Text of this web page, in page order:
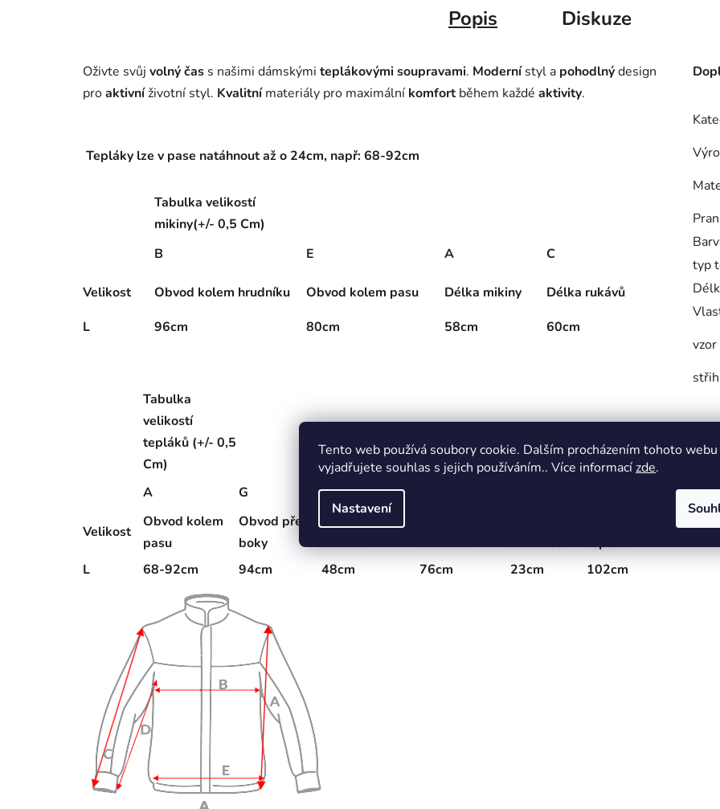
Tento web používá soubory cookie. Dalším procházením tohoto webu
vyjadřujete souhlas s jejich používáním.. Více informacízde.
Nastavení
Popis Diskuze
Oživte svůj volný čas s našimi dámskými teplákovými soupravami. Modernístyl a pohodlnýdesign
proaktivníživotní styl. Kvalitnímateriály pro maximální komfortběhem každé aktivity.
Tepláky lze v pase natáhnout až o 24cm, např: 68-92cm
Tabulka velikostí
mikiny(+/- 0,5 Cm)
B
E A C
Velikost Obvod kolem hrudníku Obvod kolem pasu Délka mikiny
Délka rukávů
L
96cm 80cm 58cm 60cm
Tabulka
velikostí
tepláků (+/- 0,5
Cm)
A
G B
Velikost
Obvod kolem
pasu
Obvod přes
boky
stehna
rozkroku
nohavice
tepláků
L
68-92cm 94cm 48cm 76cm 23cm 102cm
typ
vzor